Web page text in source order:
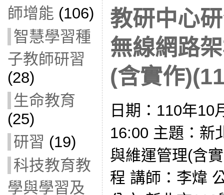
師增能 (106)
智慧學習種
子教師研習
(28)
生命教育
(25)
研習 (19)
科技教育教
學與學習及
教研中心
無線網路
(含實作
日期：110年10
16:00 主題：新
與維運管理(含
程 講師：李煒